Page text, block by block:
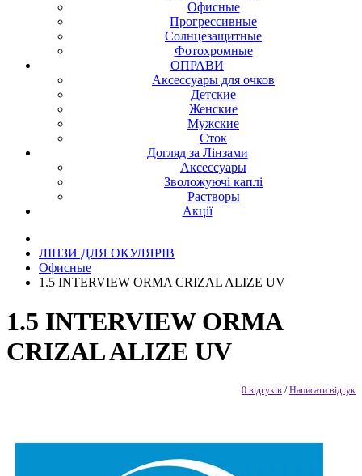
Офисные
Прогрессивные
Солнцезащитные
Фотохромные
ОПРАВИ
Аксессуары для очков
Детские
Женские
Мужские
Сток
Догляд за Лінзами
Аксессуары
Зволожуючі каплі
Растворы
Акції
ЛІНЗИ ДЛЯ ОКУЛЯРІВ
Офисные
1.5 INTERVIEW ORMA CRIZAL ALIZE UV
1.5 INTERVIEW ORMA
CRIZAL ALIZE UV
0 відгуків /Написати відгук